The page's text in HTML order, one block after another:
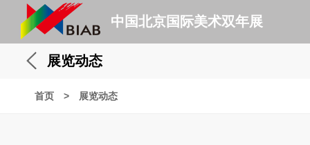
中国北京国际美术双年展
展览动态
首页 > 展览动态